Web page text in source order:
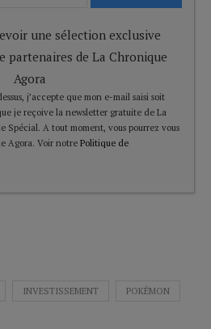
une sélection exclusive
partenaires de La Chronique
Agora
j’accepte que mon e-mail saisi soit
je reçoive la newsletter gratuite de La
Spécial. A tout moment, vous pourrez vous
Agora. Voir notre Politique de
INVESTISSEMENT POKÉMON